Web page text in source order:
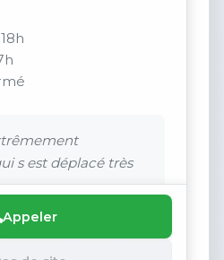
s est déplacé très
Appeler